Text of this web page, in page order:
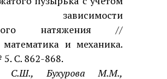
зависимости
натяжения //
и механика.
С. 862-868.
С.Ш., Бухурова М.М.,